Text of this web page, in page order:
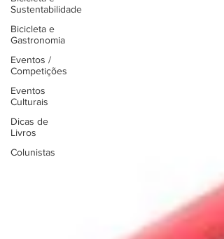
Sustentabilidade
Bicicleta e
Gastronomia
Eventos /
Competições
Eventos
Culturais
Dicas de
Livros
Colunistas